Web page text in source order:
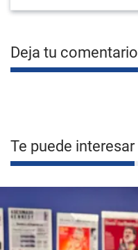
Deja tu comentario
Te puede interesar